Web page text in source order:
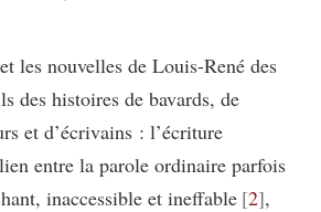
les nouvelles de Louis-René des
des histoires de bavards, de
et d’écrivains : l’écriture
entre la parole ordinaire parfois
inaccessible et ineffable 2 ,